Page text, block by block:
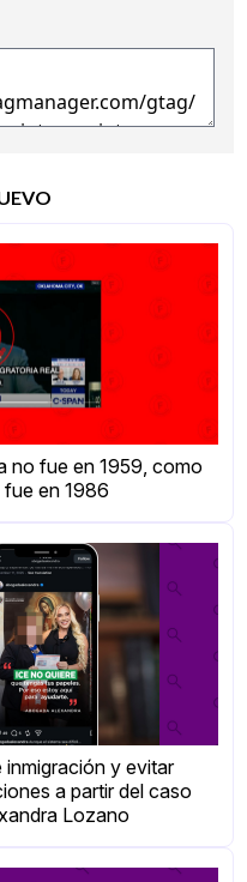
no fue en 1959, como
fue en 1986
inmigración y evitar
a partir del caso
Lozano